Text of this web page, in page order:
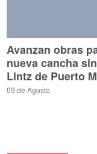
Avanzan obras
nueva cancha
Lintz de Puerto
09 de Agosto